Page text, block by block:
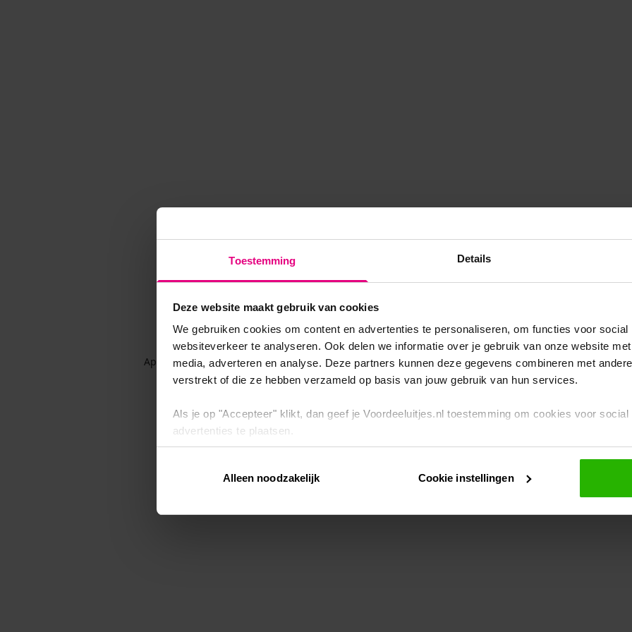
Toestemming Details
Deze website maakt gebruik van cookies
We gebruiken cookies om content en advertenties te personaliseren, om functies voor
websiteverkeer te analyseren. Ook delen we informatie over je gebruik van onze website
media, adverteren en analyse. Deze partners kunnen deze gegevens combineren met
verstrekt of die ze hebben verzameld op basis van jouw gebruik van hun services.
Als je op "Accepteer" klikt, dan geef je Voordeeluitjes.nl toestemming om cookies voor
advertenties te plaatsen.
Via "Cookie instellingen" kun je ook zelf instellen welke cookies worden geplaatst. Je kunt je
intrekken op onscookiebeleid.
Alleen noodzakelijk Cookie instellingen
Application error: a client-side exception has occurred while loadingwww.voordeeluitjes.nl (see the